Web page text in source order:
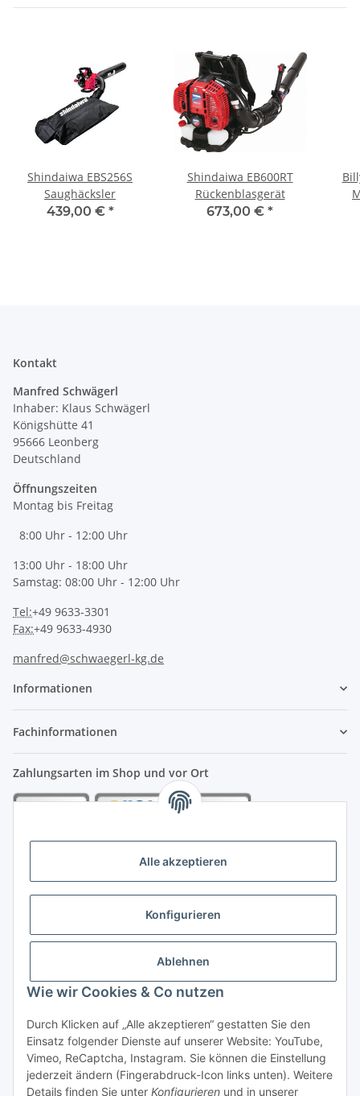
Alle akzeptieren
Konfigurieren
Ablehnen
Wie wir Cookies & Co nutzen
Durch Klicken auf „Alle akzeptieren“ gestatten Sie den
Einsatz folgender Dienste auf unserer Website: YouTube,
Vimeo, ReCaptcha, Instagram. Sie können die Einstellung
jederzeit ändern (Fingerabdruck-Icon links unten). Weitere
Details finden Sie unter Konfigurieren und in unserer
Shindaiwa EBS256S
Saughäcksler
439,00 € *
Shindaiwa EB600RT
Rückenblasgerät
673,00 € *
Billy
Kontakt
Manfred Schwägerl
Inhaber: Klaus Schwägerl
Königshütte 41
95666 Leonberg
Deutschland
Öffnungszeiten
Montag bis Freitag
8:00 Uhr - 12:00 Uhr
13:00 Uhr - 18:00 Uhr
Samstag: 08:00 Uhr - 12:00 Uhr
Tel:+49 9633-3301
Fax:+49 9633-4930
manfred@schwaegerl-kg.de
Informationen
Fachinformationen
Zahlungsarten im Shop und vor Ort
Vertrag widerrufen